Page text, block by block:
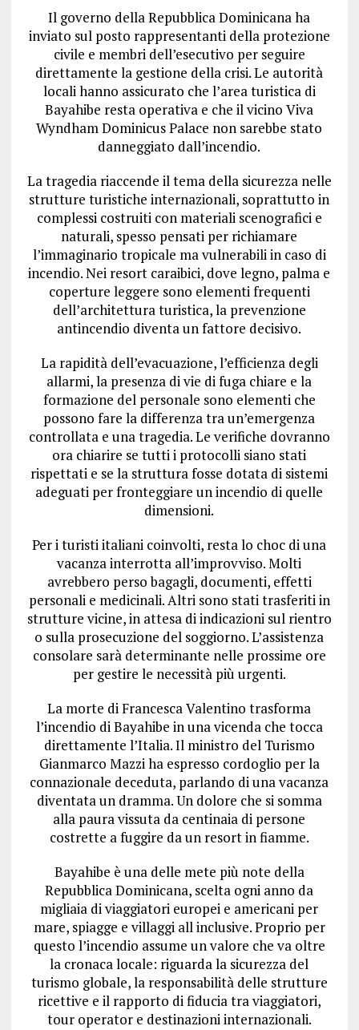
Il governo della Repubblica Dominicana ha
inviato sul posto rappresentanti della protezione
civile e membri dell’esecutivo per seguire
direttamente la gestione della crisi. Le autorità
locali hanno assicurato che l’area turistica di
Bayahibe resta operativa e che il vicino Viva
Wyndham Dominicus Palace non sarebbe stato
danneggiato dall’incendio.
La tragedia riaccende il tema della sicurezza nelle
strutture turistiche internazionali, soprattutto in
complessi costruiti con materiali scenografici e
naturali, spesso pensati per richiamare
l’immaginario tropicale ma vulnerabili in caso di
incendio. Nei resort caraibici, dove legno, palma e
coperture leggere sono elementi frequenti
dell’architettura turistica, la prevenzione
antincendio diventa un fattore decisivo.
La rapidità dell’evacuazione, l’efficienza degli
allarmi, la presenza di vie di fuga chiare e la
formazione del personale sono elementi che
possono fare la differenza tra un’emergenza
controllata e una tragedia. Le verifiche dovranno
ora chiarire se tutti i protocolli siano stati
rispettati e se la struttura fosse dotata di sistemi
adeguati per fronteggiare un incendio di quelle
dimensioni.
Per i turisti italiani coinvolti, resta lo choc di una
vacanza interrotta all’improvviso. Molti
avrebbero perso bagagli, documenti, effetti
personali e medicinali. Altri sono stati trasferiti in
strutture vicine, in attesa di indicazioni sul rientro
o sulla prosecuzione del soggiorno. L’assistenza
consolare sarà determinante nelle prossime ore
per gestire le necessità più urgenti.
La morte di Francesca Valentino trasforma
l’incendio di Bayahibe in una vicenda che tocca
direttamente l’Italia. Il ministro del Turismo
Gianmarco Mazzi ha espresso cordoglio per la
connazionale deceduta, parlando di una vacanza
diventata un dramma. Un dolore che si somma
alla paura vissuta da centinaia di persone
costrette a fuggire da un resort in fiamme.
Bayahibe è una delle mete più note della
Repubblica Dominicana, scelta ogni anno da
migliaia di viaggiatori europei e americani per
mare, spiagge e villaggi all inclusive. Proprio per
questo l’incendio assume un valore che va oltre
la cronaca locale: riguarda la sicurezza del
turismo globale, la responsabilità delle strutture
ricettive e il rapporto di fiducia tra viaggiatori,
tour operator e destinazioni internazionali.